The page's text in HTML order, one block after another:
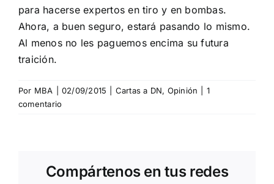
para hacerse expertos en tiro y en bombas.
Ahora, a buen seguro, estará pasando lo mismo.
Al menos no les paguemos encima su futura
traición.
Por MBA 02/09/2015 Cartas a DN, Opinión
1
comentario
Compártenos en tus redes